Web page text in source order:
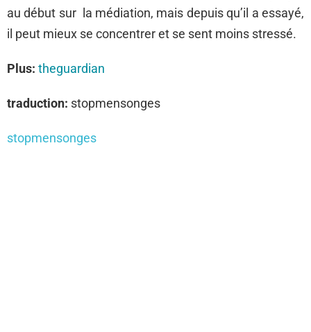
au début sur la médiation, mais depuis qu’il a essayé,
il peut mieux se concentrer et se sent moins stressé.
Plus: theguardian
traduction: stopmensonges
stopmensonges